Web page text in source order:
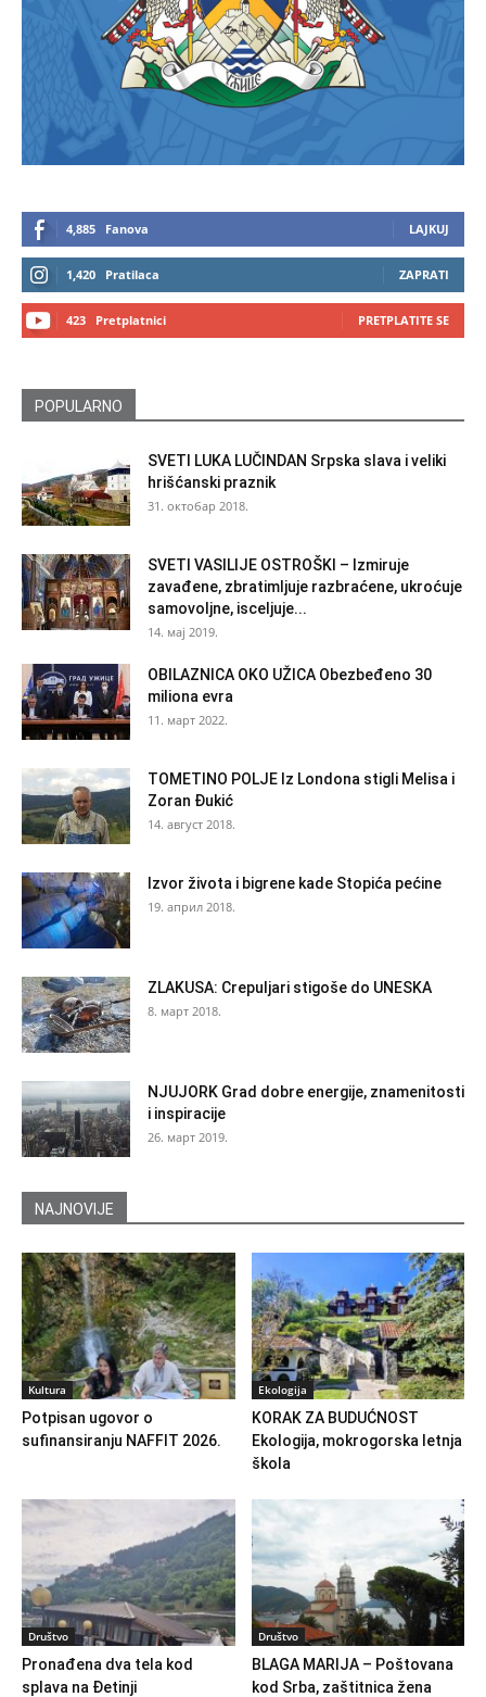
4,885 Fanova LAJKUJ
1,420 Pratilaca ZAPRATI
423 Pretplatnici PRETPLATITE SE
POPULARNO
SVETI LUKA LUČINDAN Srpska slava i veliki
hrišćanski praznik
31. октобар 2018.
SVETI VASILIJE OSTROŠKI – Izmiruje
zavađene, zbratimljuje razbraćene, ukroćuje
samovoljne, isceljuje...
14. мај 2019.
OBILAZNICA OKO UŽICA Obezbeđeno 30
miliona evra
11. март 2022.
TOMETINO POLJE Iz Londona stigli Melisa i
Zoran Đukić
14. август 2018.
Izvor života i bigrene kade Stopića pećine
19. април 2018.
ZLAKUSA: Crepuljari stigoše do UNESKA
8. март 2018.
NJUJORK Grad dobre energije, znamenitosti
i inspiracije
26. март 2019.
NAJNOVIJE
Kultura
Potpisan ugovor o
sufinansiranju NAFFIT 2026.
Ekologija
KORAK ZA BUDUĆNOST
Ekologija, mokrogorska letnja
škola
Društvo
Pronađena dva tela kod
splava na Đetinji
Društvo
BLAGA MARIJA – Poštovana
kod Srba, zaštitnica žena